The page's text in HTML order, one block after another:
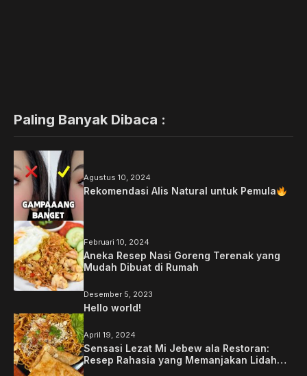
Paling Banyak Dibaca :
Agustus 10, 2024
Rekomendasi Alis Natural untuk Pemula
Februari 10, 2024
Aneka Resep Nasi Goreng Terenak yang
Mudah Dibuat di Rumah
Desember 5, 2023
Hello world!
April 19, 2024
Sensasi Lezat Mi Jebew ala Restoran:
Resep Rahasia yang Memanjakan Lidah